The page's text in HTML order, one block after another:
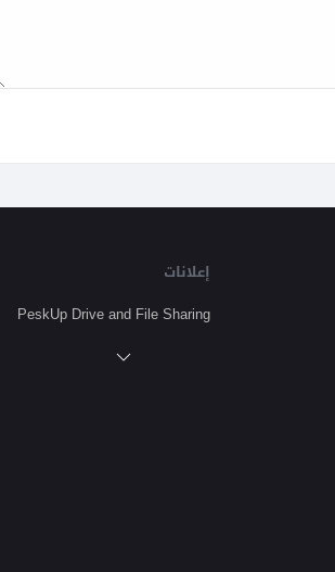
إعلانات
PeskUp Drive and File Sharing